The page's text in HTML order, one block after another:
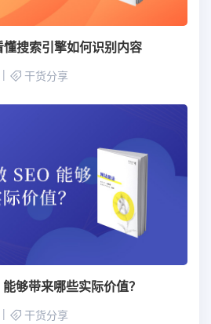
搜索引擎如何识别内容
干货分享
够带来哪些实际价值？
干货分享